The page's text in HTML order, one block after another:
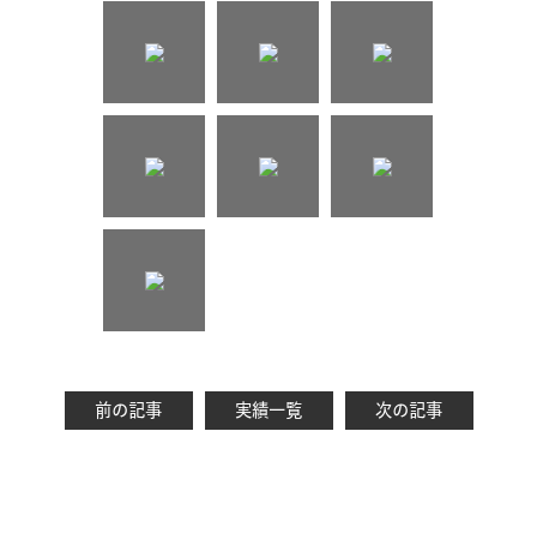
前の記事 実績一覧 次の記事